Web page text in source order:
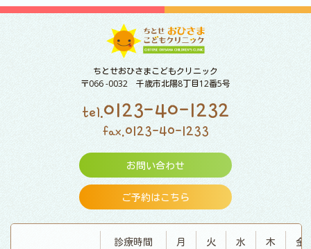
ちとせおひさまこどもクリニック
〒066 -0032 千歳市北陽8丁目12番5号
tel.0123-40-1232
fax.0123-40-1233
お問い合わせ
ご予約はこちら
診療時間 月 火 水 木 金